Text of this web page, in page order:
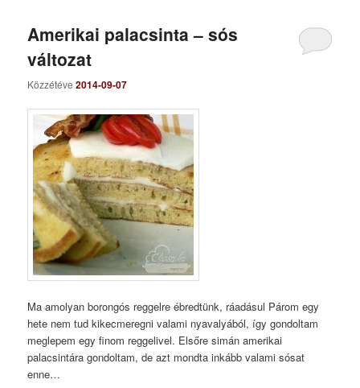
Amerikai palacsinta – sós
változat
Közzétéve2014-09-07
Ma amolyan borongós reggelre ébredtünk, ráadásul Párom egy
hete nem tud kikecmeregni valami nyavalyából, így gondoltam
meglepem egy finom reggelivel. Elsőre simán amerikai
palacsintára gondoltam, de azt mondta inkább valami sósat
enne…